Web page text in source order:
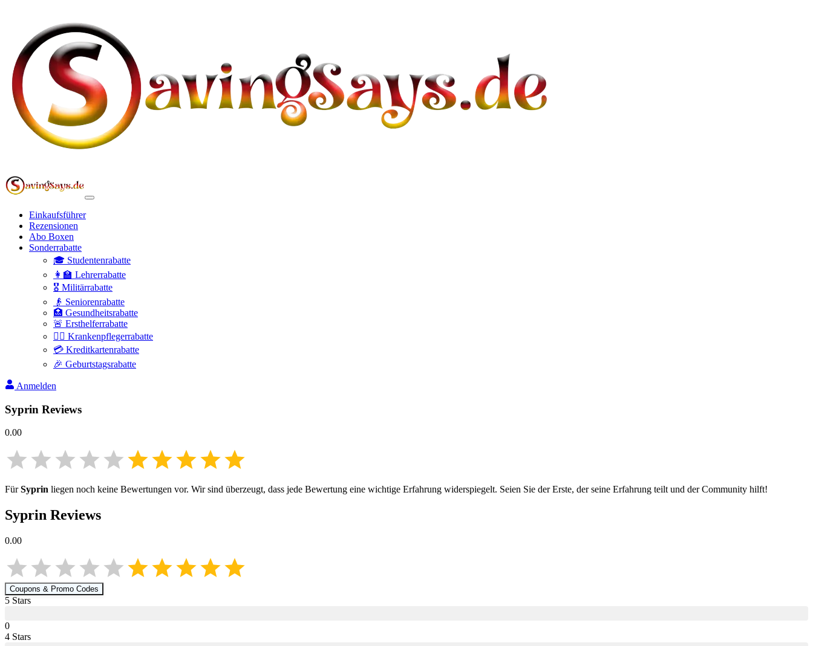
Einkaufsführer
Rezensionen
Abo Boxen
Sonderrabatte
🎓 Studentenrabatte
👩‍🏫 Lehrerrabatte
🎖️ Militärrabatte
👴 Seniorenrabatte
🏥 Gesundheitsrabatte
🚨 Ersthelferrabatte
👩‍⚕️ Krankenpflegerrabatte
💳 Kreditkartenrabatte
🎉 Geburtstagsrabatte
Anmelden
Syprin Reviews
0.00
FürSyprin liegen noch keine Bewertungen vor. Wir sind überzeugt, dass jede Bewertung eine wichtige Erfahrung widerspiegelt. Seien Sie der Erste, der seine Erfahrung teilt und der Community hilft!
Syprin Reviews
0.00
Coupons & Promo Codes
5 Stars
0
4 Stars